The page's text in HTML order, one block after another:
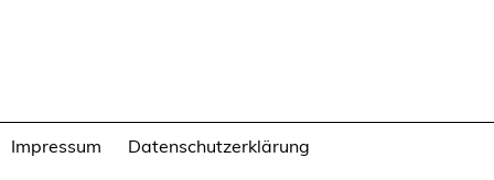
Impressum Datenschutzerklärung